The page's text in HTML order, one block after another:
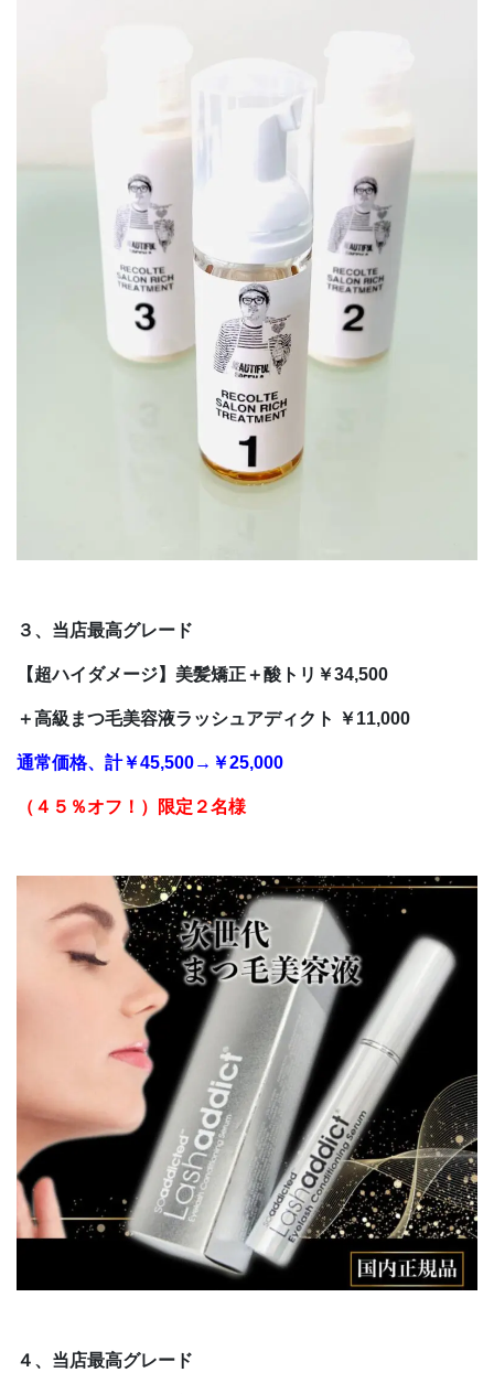
３、当店最高グレード
【超ハイダメージ】美髪矯正＋酸トリ￥34,500
＋高級まつ毛美容液ラッシュアディクト ￥11,000
通常価格、計￥45,500→￥25,000
（４５％オフ！ ） 限定２名様
４、当店最高グレード